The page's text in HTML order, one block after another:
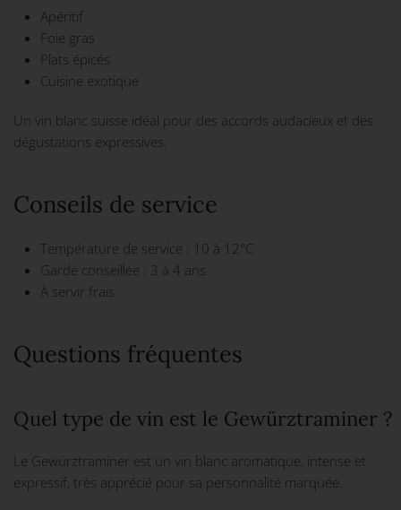
Apéritif
Foie gras
Plats épicés
Cuisine exotique
Un vin blanc suisse idéal pour des accords audacieux et des
dégustations expressives.
Conseils de service
Température de service : 10 à 12°C
Garde conseillée : 3 à 4 ans
À servir frais
Questions fréquentes
Quel type de vin est le Gewürztraminer ?
Le Gewürztraminer est un vin blanc aromatique, intense et
expressif, très apprécié pour sa personnalité marquée.